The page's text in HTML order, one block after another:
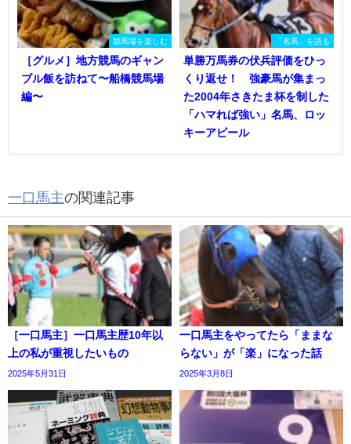
競馬場を楽しむ
［グルメ］地方競馬のギャン
ブル飯を訪ねて〜船橋競馬場
編〜
「名馬」を語る
単勝万馬券の伏兵評価をひっ
くり返せ！ 強豪馬が集まっ
た2004年さきたま杯を制した
「ハマれば強い」名馬、ロッ
キーアピール
一口馬主の関連記事
［一口馬主］一口馬主歴10年以
上の私が重視したいもの
2025年5月31日
一口馬主をやってたら「ままな
らない」が「楽」になった話
2025年3月8日